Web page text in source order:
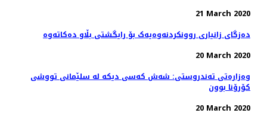
21 March 2020
دەزگای زانیاری روونکردنەوەیەک بۆ رایگشتی بڵاو دەکاتەوە
20 March 2020
وەزارەتی تەندروستی: شەش كەسی دیكە لە سلێمانی تووشی
كۆرۆنا بوون
20 March 2020